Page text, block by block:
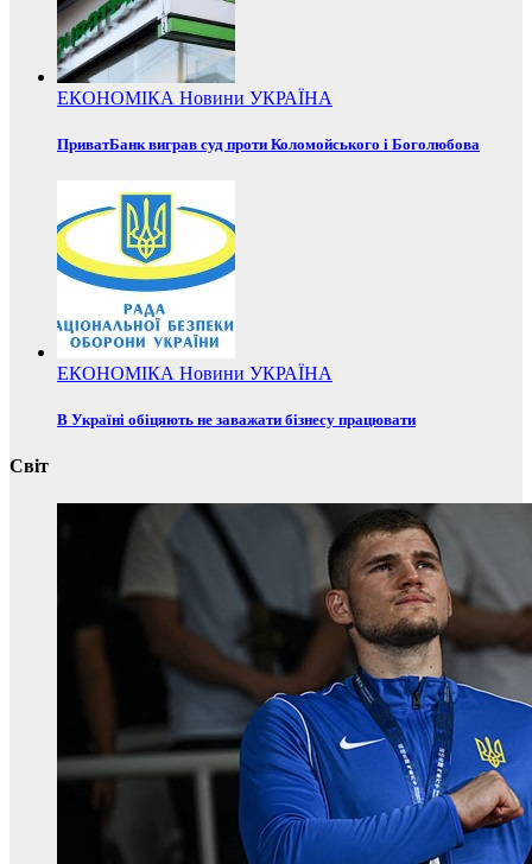
ЕКОНОМІКА Новини УКРАЇНА
ПриватБанк виграв суд проти Коломойського і Боголюбова
ЕКОНОМІКА Новини УКРАЇНА
В Україні обіцяють не заважати бізнесу працювати
Світ